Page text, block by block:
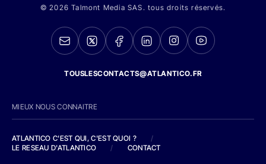
© 2026 Talmont Media SAS. tous droits réservés.
TOUSLESCONTACTS@ATLANTICO.FR
MIEUX NOUS CONNAITRE
ATLANTICO C'EST QUI, C'EST QUOI ?
/
LE RESEAU D'ATLANTICO
/ CONTACT